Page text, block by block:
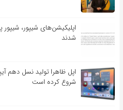
اپلیکیشن‌های شیپور،
شدند
اپل ظاهرا تولید نسل دهم
شروع کرده است